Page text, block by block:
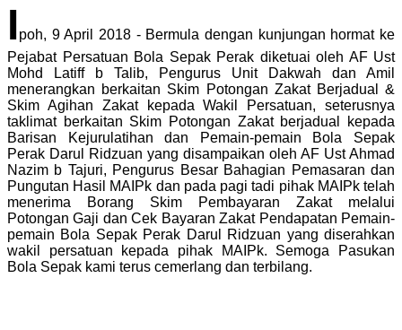
Ipoh, 9 April 2018 - Bermula dengan kunjungan hormat ke
Pejabat Persatuan Bola Sepak Perak diketuai oleh AF Ust
Mohd Latiff b Talib, Pengurus Unit Dakwah dan Amil
menerangkan berkaitan Skim Potongan Zakat Berjadual &
Skim Agihan Zakat kepada Wakil Persatuan, seterusnya
taklimat berkaitan Skim Potongan Zakat berjadual kepada
Barisan Kejurulatihan dan Pemain-pemain Bola Sepak
Perak Darul Ridzuan yang disampaikan oleh AF Ust Ahmad
Nazim b Tajuri, Pengurus Besar Bahagian Pemasaran dan
Pungutan Hasil MAIPk dan pada pagi tadi pihak MAIPk telah
menerima Borang Skim Pembayaran Zakat melalui
Potongan Gaji dan Cek Bayaran Zakat Pendapatan Pemain-
pemain Bola Sepak Perak Darul Ridzuan yang diserahkan
wakil persatuan kepada pihak MAIPk. Semoga Pasukan
Bola Sepak kami terus cemerlang dan terbilang.